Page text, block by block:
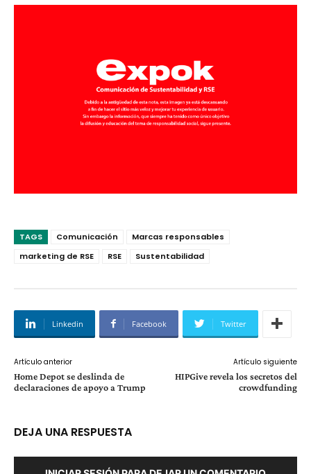
TAGS Comunicación
Marcas responsables
marketing de RSE
RSE Sustentabilidad
Linkedin Facebook Twitter
Artículo anterior
Home Depot se deslinda de
declaraciones de apoyo a Trump
Artículo siguiente
HIPGive revela los secretos del
crowdfunding
DEJA UNA RESPUESTA